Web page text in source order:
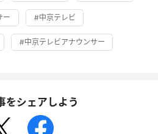
ー #中京テレビ
#中京テレビアナウンサー
をシェアしよう